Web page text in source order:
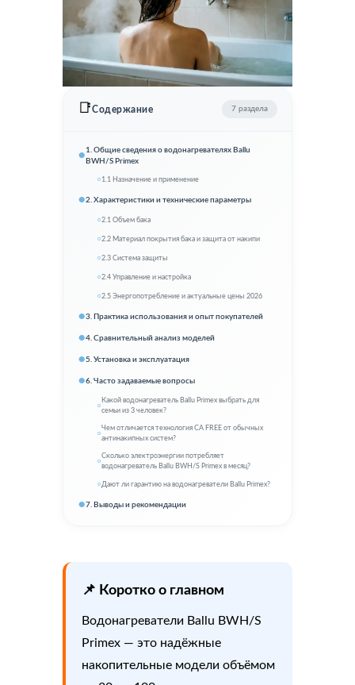
📑Содержание 7 раздела
1. Общие сведения о водонагревателях Ballu
BWH/S Primex
1.1 Назначение и применение
2. Характеристики и технические параметры
2.1 Объем бака
2.2 Материал покрытия бака и защита от накипи
2.3 Система защиты
2.4 Управление и настройка
2.5 Энергопотребление и актуальные цены 2026
3. Практика использования и опыт покупателей
4. Сравнительный анализ моделей
5. Установка и эксплуатация
6. Часто задаваемые вопросы
Какой водонагреватель Ballu Primex выбрать для
семьи из 3 человек?
Чем отличается технология CA FREE от обычных
антинакипных систем?
Сколько электроэнергии потребляет
водонагреватель Ballu BWH/S Primex в месяц?
Дают ли гарантию на водонагреватели Ballu Primex?
7. Выводы и рекомендации
📌 Коротко о главном
Водонагреватели Ballu BWH/S
Primex — это надёжные
накопительные модели объёмом